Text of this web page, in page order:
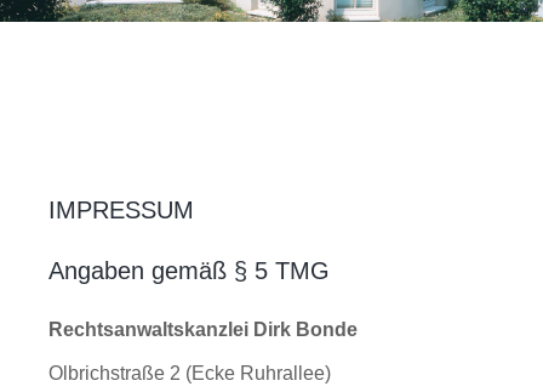
IMPRESSUM
Angaben gemäß § 5 TMG
Rechtsanwaltskanzlei Dirk Bonde
Olbrichstraße 2 (Ecke Ruhrallee)